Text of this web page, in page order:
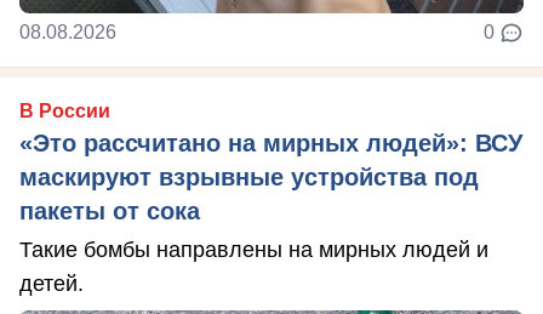
08.08.2026 0
В России
«Это рассчитано на мирных людей»: ВСУ
маскируют взрывные устройства под
пакеты от сока
Такие бомбы направлены на мирных людей и
детей.